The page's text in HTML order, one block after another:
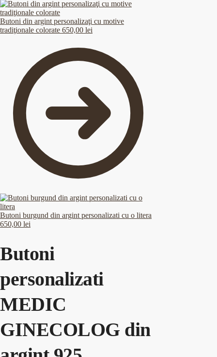
Butoni din argint personalizaţi cu motive
tradiţionale colorate 650,00 lei
Butoni burgund din argint personalizati cu o litera
650,00 lei
Butoni
personalizati
MEDIC
GINECOLOG din